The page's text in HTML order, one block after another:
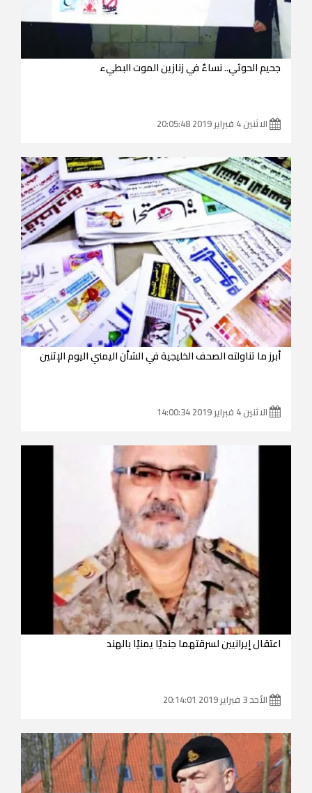
جحيم الحوثي.. نساءٌ في زنازين الموت البطيء
الاثنين 4 فبراير 2019 20:05:48
أبرز ما تناولته الصحف الخليجية في الشأن اليمني اليوم الإثنين
الاثنين 4 فبراير 2019 14:00:34
اعتقال إيرانيين لسرقتهما جنديًا يمنيًا بالهند
الأحد 3 فبراير 2019 20:14:01